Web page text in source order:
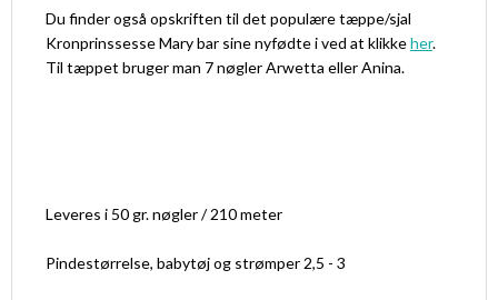
Du finder også opskriften til det populære tæppe/sjal
Kronprinssesse Mary bar sine nyfødte i ved at klikkeher.
Til tæppet bruger man 7 nøgler Arwetta eller Anina.
Leveres i 50 gr. nøgler / 210 meter
Pindestørrelse, babytøj og strømper 2,5 - 3